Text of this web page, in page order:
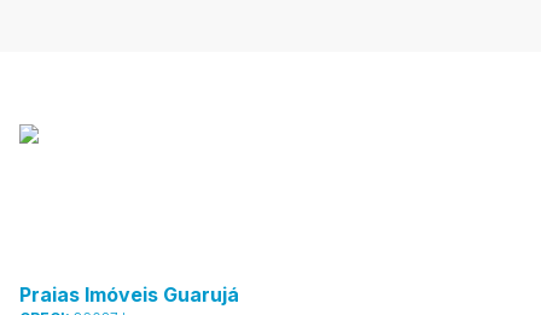
Praias Imóveis Guarujá